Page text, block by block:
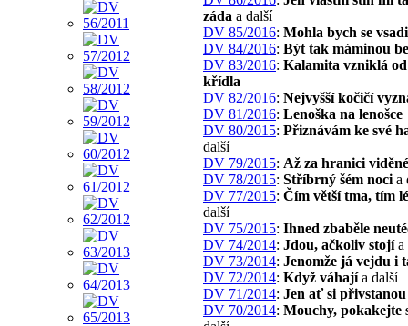
záda a další
DV 85/2016: Mohla bych se
DV 84/2016: Být tak máminou
DV 83/2016: Kalamita vzniklá
křídla
DV 82/2016: Nejvyšší kočičí
DV 81/2016: Lenoška na lenošce
DV 80/2015: Přiznávám ke své
další
DV 79/2015: Až za hranici
DV 78/2015: Stříbrný šém noci a
DV 77/2015: Čím větší tma, tím
další
DV 75/2015: Ihned zbaběle
DV 74/2014: Jdou, ačkoliv stojía
DV 73/2014: Jenomže já vejdu i
DV 72/2014: Když váhajía další
DV 71/2014: Jen ať si přivstanou
DV 70/2014: Mouchy, pokakejte